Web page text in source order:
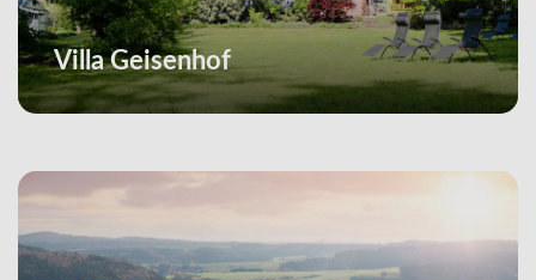
Villa Geisenhof